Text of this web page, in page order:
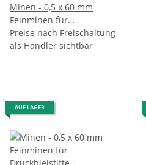
Minen - 0,5 x 60 mm
Feinminen für
Druckbleistifte - Gradation
2B - im 12er Pack
Preise nach Freischaltung
als Händler sichtbar
AUF LAGER